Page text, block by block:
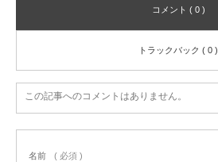
コメント ( 0 )
トラックバック ( 0 )
この記事へのコメントはありません。
名前 ( 必須 )